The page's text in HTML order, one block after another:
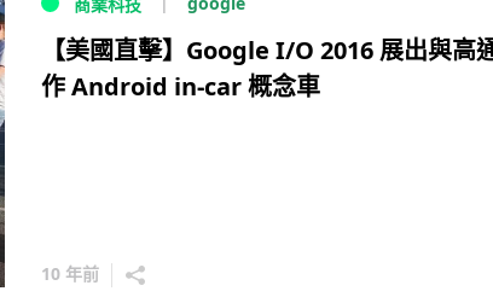
【美國直擊】Google I/O 2016 展出與高
作 Android in-car 概念車
10 年前